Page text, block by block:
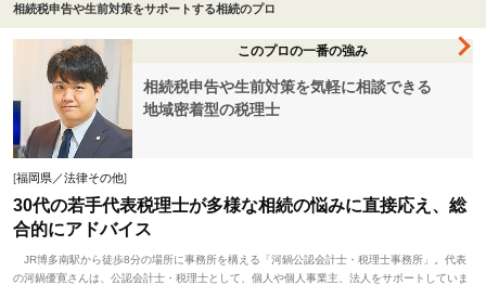
相続税申告や生前対策をサポートする相続のプロ
このプロの一番の強み
相続税申告や生前対策を気軽に相談できる
地域密着型の税理士
[福岡県／法律その他]
30代の若手代表税理士が多様な相続の悩みに直接応え、総
合的にアドバイス
JR博多南駅から徒歩8分の場所に事務所を構える「河鍋公認会計士・税理士事務所」。代表
の河鍋優寛さんは、公認会計士・税理士として、個人や個人事業主、法人をサポートしていま